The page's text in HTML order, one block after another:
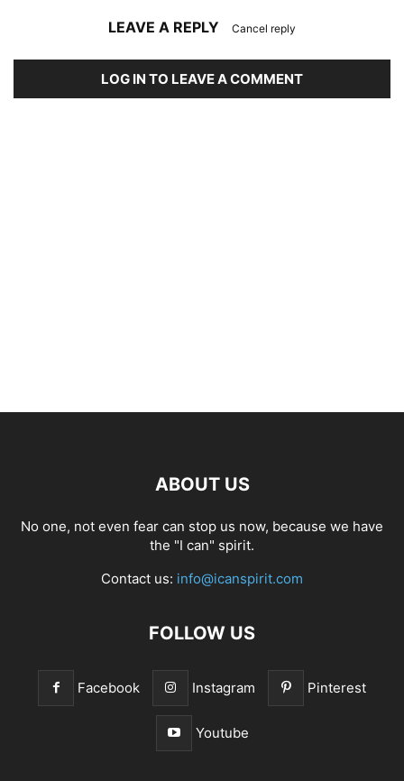
LEAVE A REPLY Cancel reply
LOG IN TO LEAVE A COMMENT
ABOUT US
No one, not even fear can stop us now, because we have
the "I can" spirit.
Contact us: info@icanspirit.com
FOLLOW US
Facebook Instagram Pinterest
Youtube